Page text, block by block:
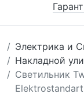
Электрика и
Накладной
Светильник
Elektrostandart